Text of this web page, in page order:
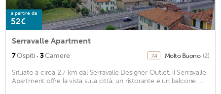
a partire da
52€
Serravalle Apartment
7Ospiti · 3Camere 7,4 Molto Buono (2)
Situato a circa 2,7 km dal Serravalle Designer Outlet, il Serravalle
Apartment offre la vista sulla città, un ristorante e un balcone. ...